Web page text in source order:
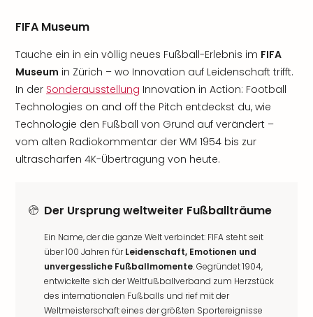
FIFA Museum
Tauche ein in ein völlig neues Fußball-Erlebnis im FIFA
Museum in Zürich – wo Innovation auf Leidenschaft trifft.
In der Sonderausstellung Innovation in Action: Football
Technologies on and off the Pitch entdeckst du, wie
Technologie den Fußball von Grund auf verändert –
vom alten Radiokommentar der WM 1954 bis zur
ultrascharfen 4K-Übertragung von heute.
Der Ursprung weltweiter Fußballträume
Ein Name, der die ganze Welt verbindet: FIFA steht seit
über 100 Jahren fürLeidenschaft, Emotionen und
unvergessliche Fußballmomente. Gegründet 1904,
entwickelte sich der Weltfußballverband zum Herzstück
des internationalen Fußballs und rief mit der
Weltmeisterschaft eines der größten Sportereignisse